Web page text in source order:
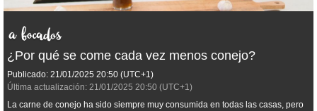
¿Por qué se come cada vez menos conejo?
Publicado: 21/01/2025 20:50 (UTC+1)
Última actualización: 21/01/2025 20:50 (UTC+1)
La carne de conejo ha sido siempre muy consumida en todas las casas, pero